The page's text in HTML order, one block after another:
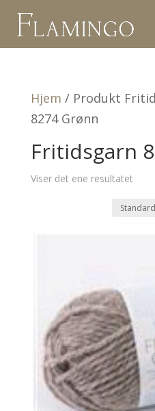
Hjem / Produkt
8274 Grønn
Fritidsgarn
Viser det ene resultatet